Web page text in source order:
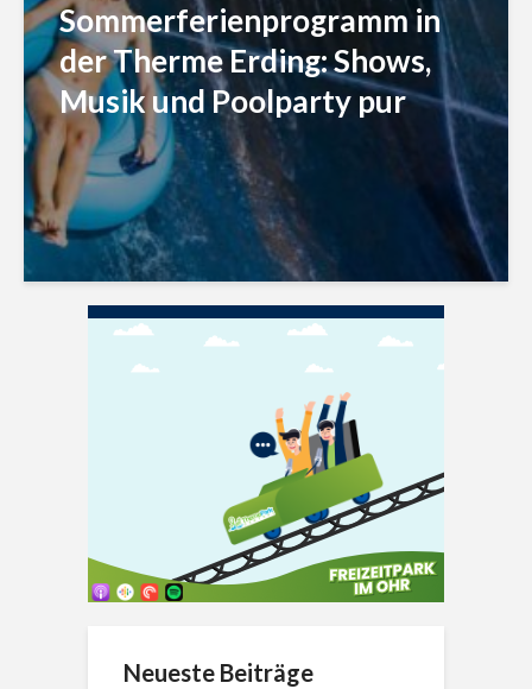
Sommerferienprogramm in
der Therme Erding: Shows,
Musik und Poolparty pur
Neueste Beiträge